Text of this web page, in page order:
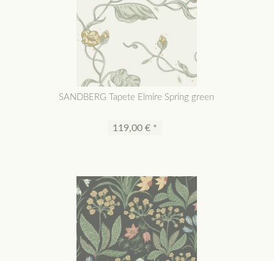
SANDBERG Tapete Elmire Spring green
119,00 € *